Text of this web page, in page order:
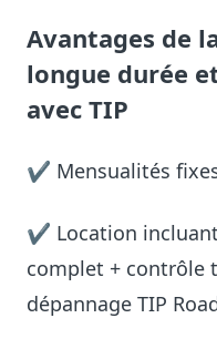
Avantages de
longue durée
avec TIP
✔ Mensualités
✔ Location
complet + contrôle
dépannage TIP